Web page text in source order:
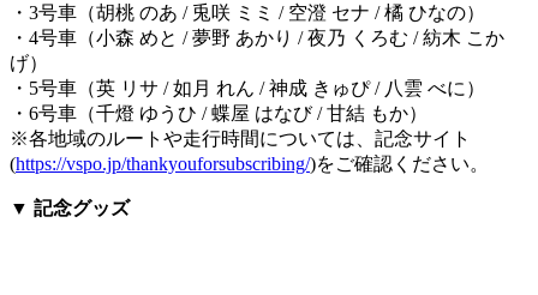
・3号車（胡桃 のあ / 兎咲 ミミ / 空澄 セナ / 橘 ひなの）
・4号車（小森 めと / 夢野 あかり / 夜乃 くろむ / 紡木 こか
げ）
・5号車（英 リサ / 如月 れん / 神成 きゅぴ / 八雲 べに）
・6号車（千燈 ゆうひ / 蝶屋 はなび / 甘結 もか）
※各地域のルートや走行時間については、記念サイト
(https://vspo.jp/thankyouforsubscribing/)をご確認ください。
▼ 記念グッズ